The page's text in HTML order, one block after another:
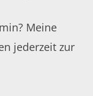
Meine
jederzeit zur